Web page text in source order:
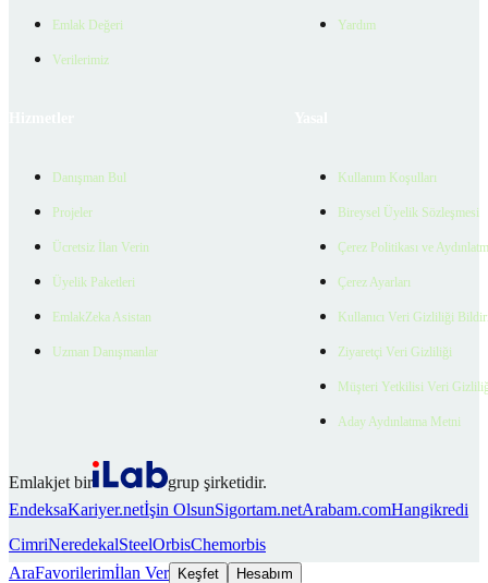
Emlak Değeri
Verilerimiz
Yardım
Danışman Bul
Projeler
Ücretsiz İlan Verin
Üyelik Paketleri
EmlakZeka Asistan
Uzman Danışmanlar
Kullanım Koşulları
Bireysel Üyelik Sözleşmesi
Çerez Politikası ve
Çerez Ayarları
Kullanıcı Veri Gizliliği
Ziyaretçi Veri Gizliliği
Müşteri Yetkilisi Veri
Aday Aydınlatma Metni
Emlakjet bir
grup şirketidir.
EndeksaKariyer.netİşin OlsunSigortam.netArabam.comHangikredi
CimriNeredekalSteelOrbisChemorbis
AraFavorilerimİlan Ver Keşfet Hesabım